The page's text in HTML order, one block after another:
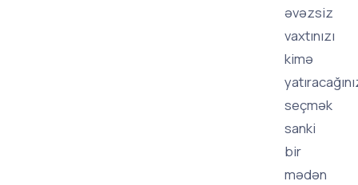
əvəzsiz
vaxtınızı
kimə
seçmək
sanki
bir
mədən